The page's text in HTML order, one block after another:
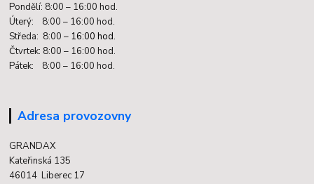
Pondělí: 8:00 – 16:00 hod.
Úterý: 8:00 – 16:00 hod.
Středa: 8:00 – 16:00 hod.
Čtvrtek: 8:00 – 16:00 hod.
Pátek: 8:00 – 16:00 hod.
Adresa provozovny
GRANDAX
Kateřinská 135
46014 Liberec 17